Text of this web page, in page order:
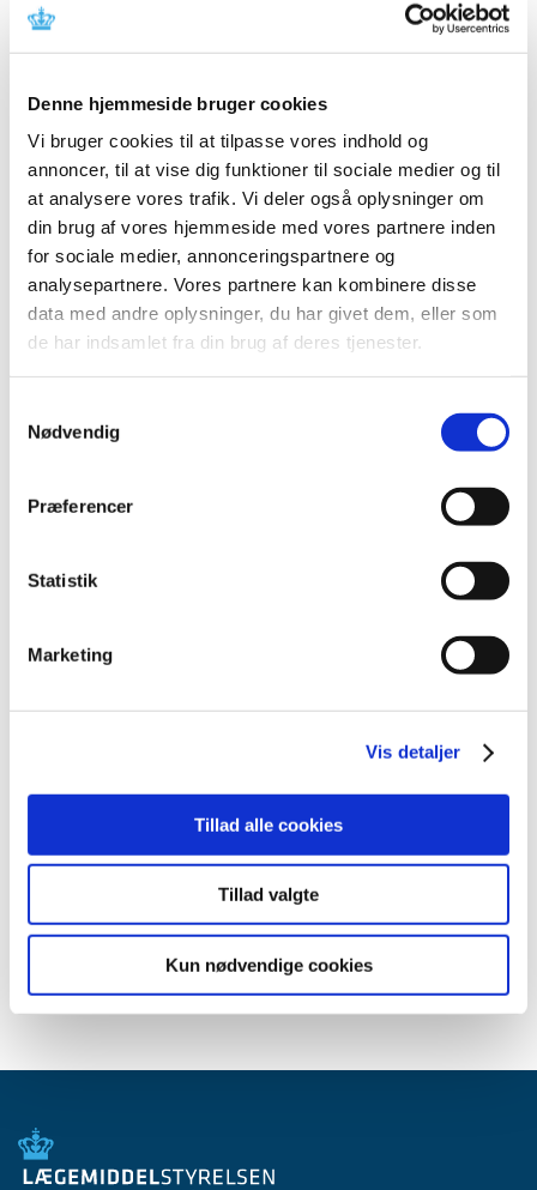
Denne hjemmeside bruger cookies
Vi bruger cookies til at tilpasse vores indhold og
annoncer, til at vise dig funktioner til sociale medier og til
at analysere vores trafik. Vi deler også oplysninger om
din brug af vores hjemmeside med vores partnere inden
for sociale medier, annonceringspartnere og
analysepartnere. Vores partnere kan kombinere disse
data med andre oplysninger, du har givet dem, eller som
de har indsamlet fra din brug af deres tjenester.
Nødvendig
Præferencer
Statistik
Marketing
Vis detaljer
Tillad alle cookies
Tillad valgte
Kun nødvendige cookies
2025 (13)
2022 (10)
2021 (32)
2020 (13)
2019 (41)
2018 (46)
2017 (36)
2016 (48)
2015 (31)
2014 (44)
2012 (44)
november (1)
september (2)
juni (1)
2010 (7)
2008 (8)
2006 (9)